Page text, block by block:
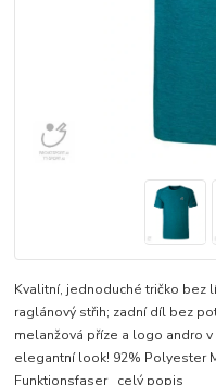
Kvalitní, jednoduché tričko bez
raglánový střih; zadní díl bez
melanžová příze a logo andro
elegantní look! 92% Polyester
Funktionsfaser celý popis